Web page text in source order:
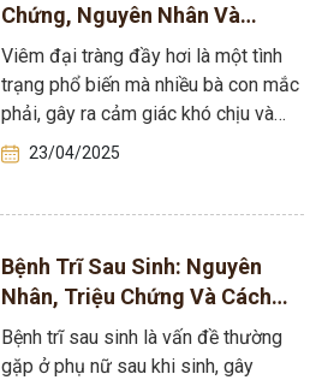
Chứng, Nguyên Nhân Và
Phương Pháp Điều Trị Hiệu
Quả
Viêm đại tràng đầy hơi là một tình
trạng phổ biến mà nhiều bà con mắc
phải, gây ra cảm giác khó chịu và
ảnh…23/04/2025
Bệnh Trĩ Sau Sinh: Nguyên
Nhân, Triệu Chứng Và Cách
Điều Trị Hiệu Quả
Bệnh trĩ sau sinh là vấn đề thường
gặp ở phụ nữ sau khi sinh, gây